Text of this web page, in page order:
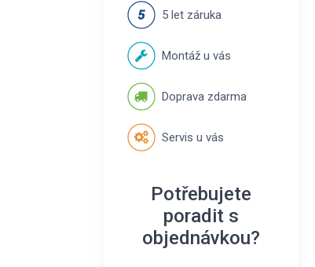
5 let záruka
Montáž u vás
Doprava zdarma
Servis u vás
Potřebujete
poradit s
objednávkou?